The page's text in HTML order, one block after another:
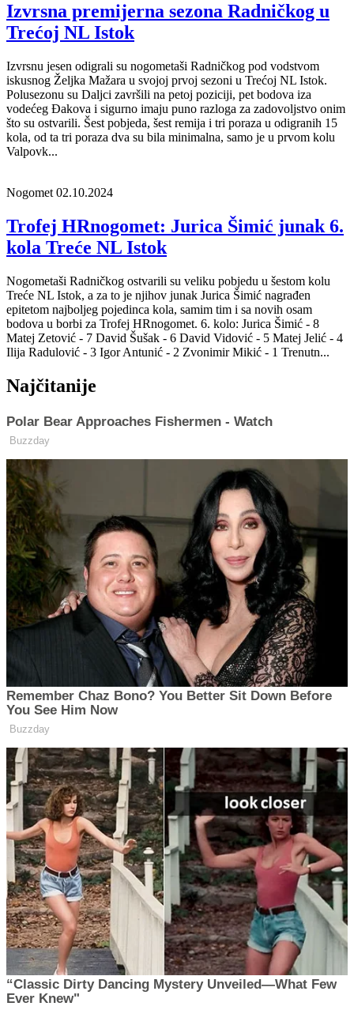
Izvrsna premijerna sezona Radničkog u
Trećoj NL Istok
Izvrsnu jesen odigrali su nogometaši Radničkog pod vodstvom
iskusnog Željka Mažara u svojoj prvoj sezoni u Trećoj NL Istok.
Polusezonu su Daljci završili na petoj poziciji, pet bodova iza
vodećeg Đakova i sigurno imaju puno razloga za zadovoljstvo onim
što su ostvarili. Šest pobjeda, šest remija i tri poraza u odigranih 15
kola, od ta tri poraza dva su bila minimalna, samo je u prvom kolu
Valpovk...
Nogomet 02.10.2024
Trofej HRnogomet: Jurica Šimić junak 6.
kola Treće NL Istok
Nogometaši Radničkog ostvarili su veliku pobjedu u šestom kolu
Treće NL Istok, a za to je njihov junak Jurica Šimić nagrađen
epitetom najboljeg pojedinca kola, samim tim i sa novih osam
bodova u borbi za Trofej HRnogomet. 6. kolo: Jurica Šimić - 8
Matej Zetović - 7 David Šušak - 6 David Vidović - 5 Matej Jelić - 4
Ilija Radulović - 3 Igor Antunić - 2 Zvonimir Mikić - 1 Trenutn...
Najčitanije